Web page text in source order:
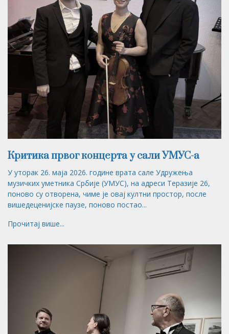
Критика првог концерта у сали УМУС-а
У уторак 26. маја 2026. године врата сале Удружења
музичких уметника Србије (УМУС), на адреси Теразије 26,
поново су отворена, чиме је овај култни простор, после
вишедеценијске паузе, поново постао...
Прочитај више...